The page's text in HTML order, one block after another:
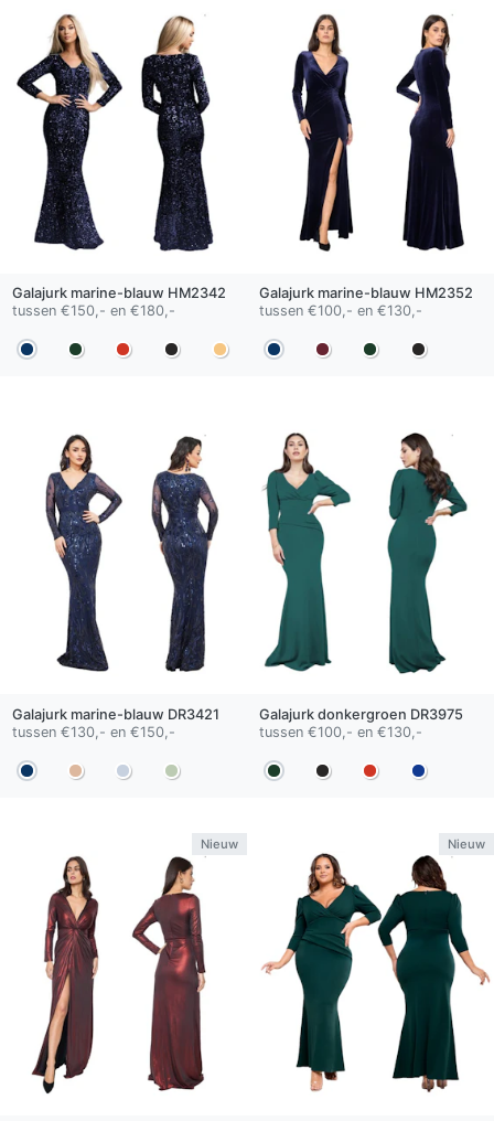
Galajurk marine-blauw HM2342
tussen €150,- en €180,-
Galajurk marine-blauw HM2352
tussen €100,- en €130,-
Galajurk marine-blauw DR3421
tussen €130,- en €150,-
Galajurk donkergroen DR3975
tussen €100,- en €130,-
Nieuw Nieuw